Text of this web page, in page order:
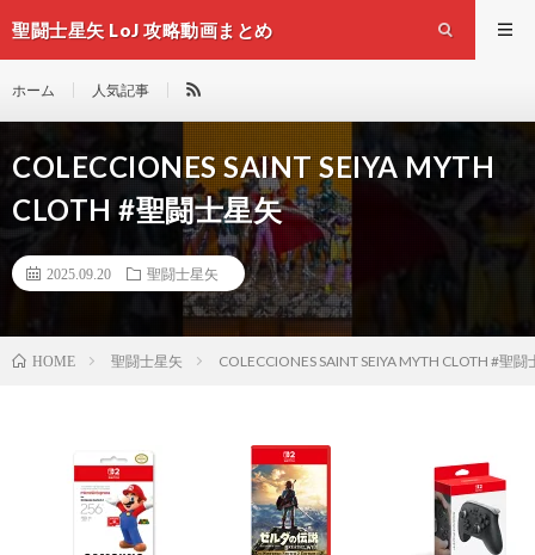
聖闘士星矢 LoJ 攻略動画まとめ
ホーム 人気記事
COLECCIONES SAINT SEIYA MYTH
CLOTH #聖闘士星矢
2025.09.20 聖闘士星矢
HOME 聖闘士星矢 COLECCIONES SAINT SEIYA MYTH CLOTH #聖闘